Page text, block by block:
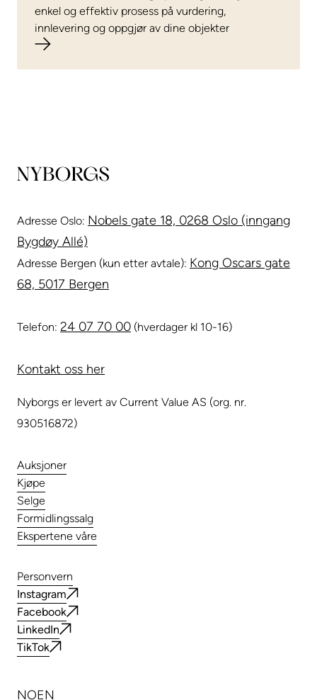
enkel og effektiv prosess på vurdering,
innlevering og oppgjør av dine objekter
Adresse Oslo: Nobels gate 18, 0268 Oslo (inngang
Bygdøy Allé)
Adresse Bergen (kun etter avtale): Kong Oscars gate
68, 5017 Bergen
Telefon: 24 07 70 00 (hverdager kl 10-16)
Kontakt oss her
Nyborgs er levert av Current Value AS (org. nr.
930516872)
Auksjoner
Kjøpe
Selge
Formidlingssalg
Ekspertene våre
Personvern
Instagram
Facebook
LinkedIn
TikTok
NOEN